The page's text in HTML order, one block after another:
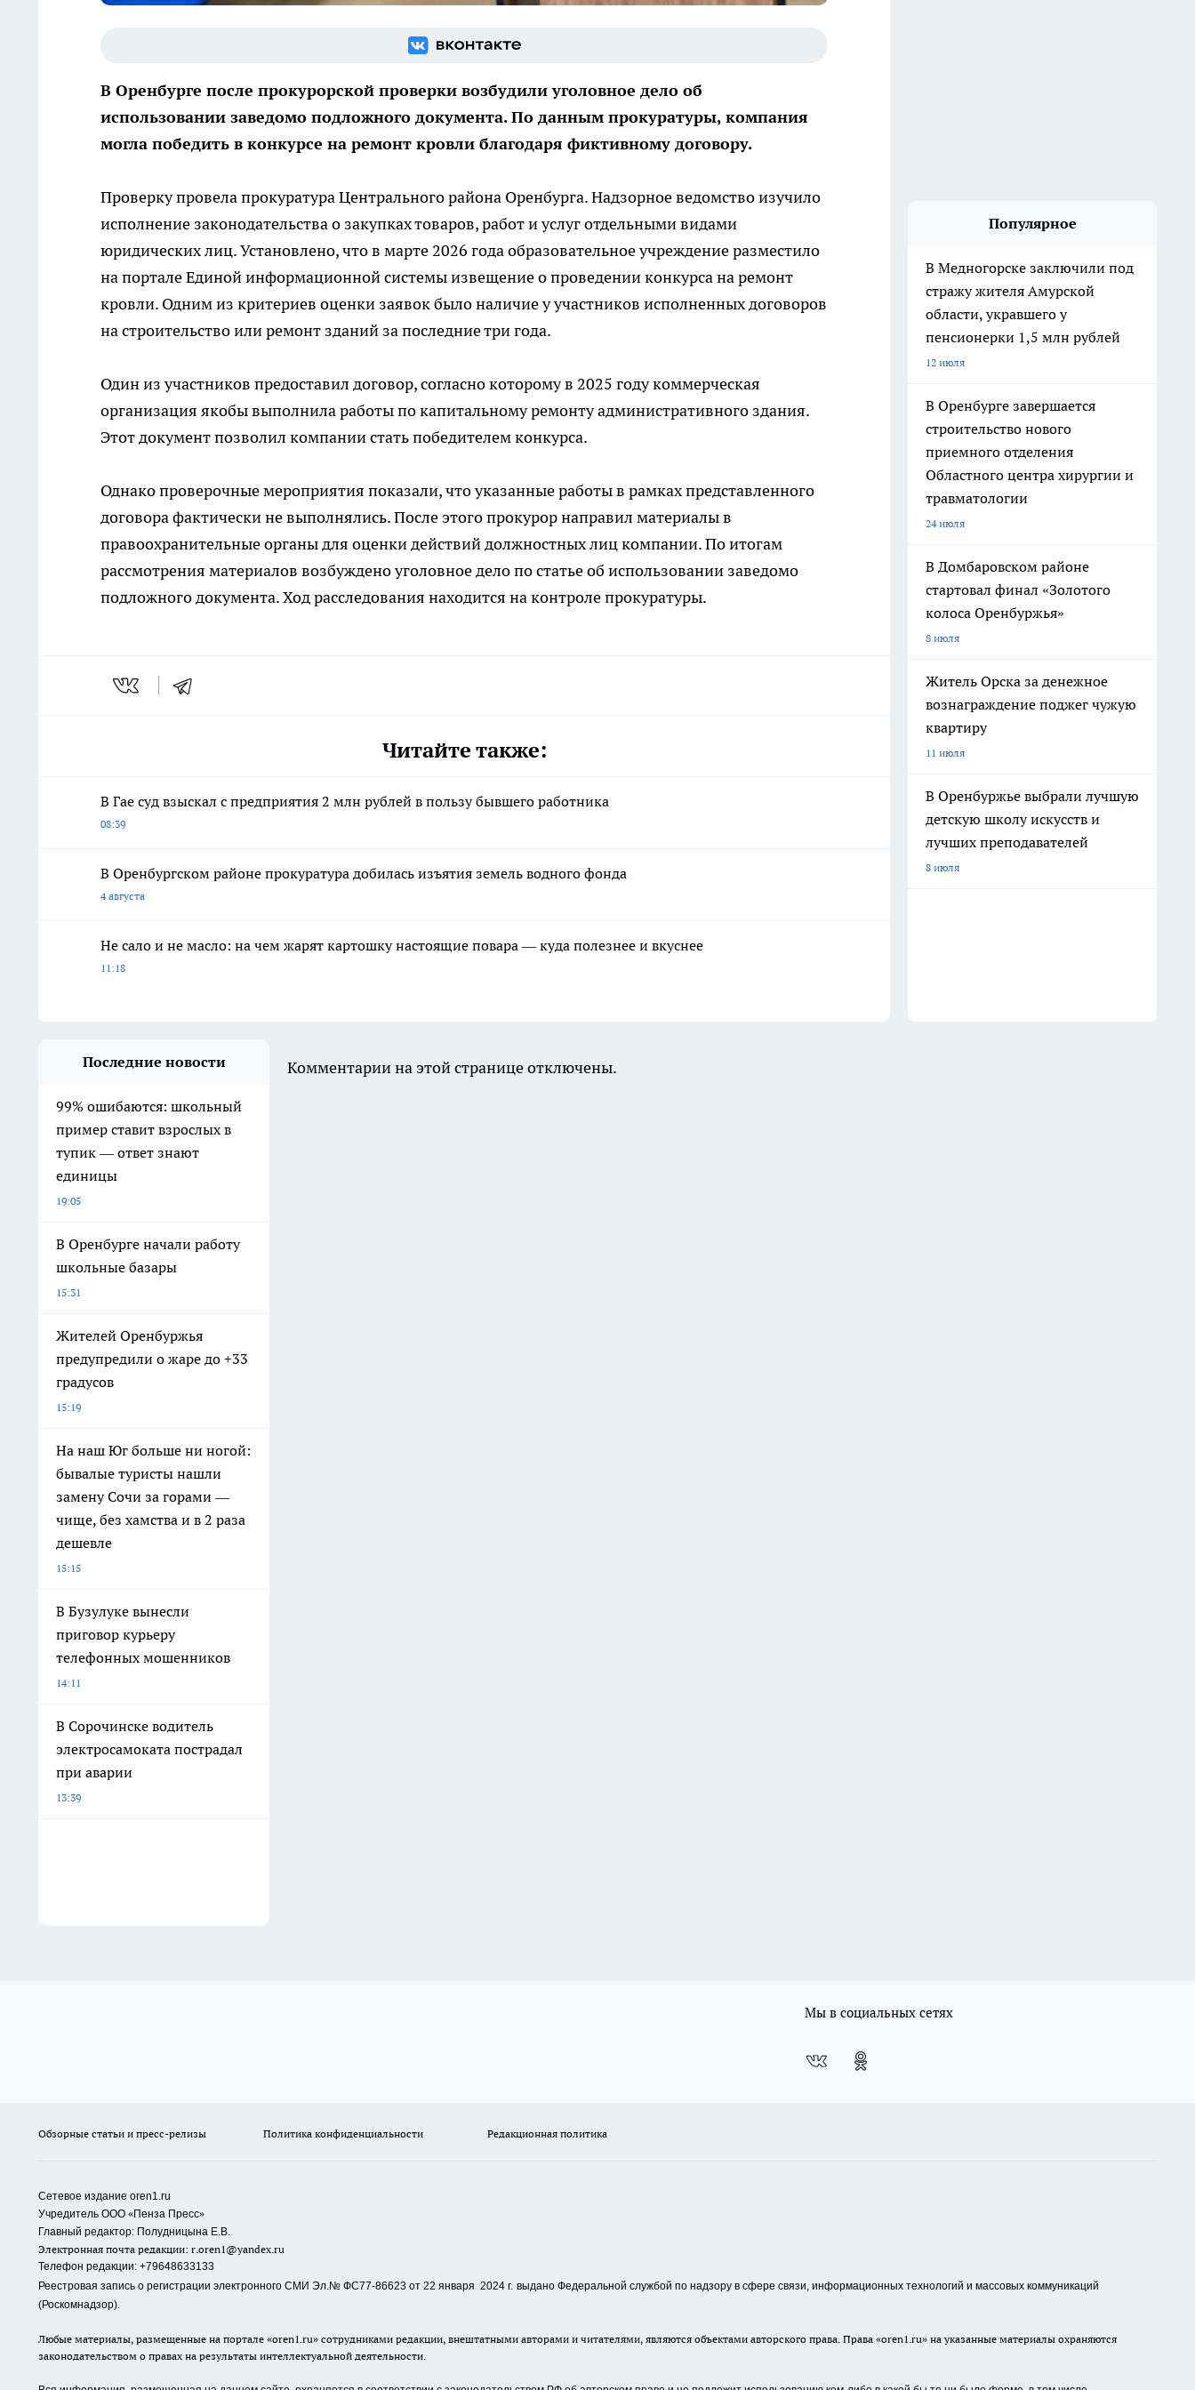
В Оренбурге после прокурорской проверки возбудили уголовное дело об
использовании заведомо подложного документа. По данным прокуратуры, компания
могла победить в конкурсе на ремонт кровли благодаря фиктивному договору.
Проверку провела прокуратура Центрального района Оренбурга. Надзорное ведомство изучило
исполнение законодательства о закупках товаров, работ и услуг отдельными видами
юридических лиц. Установлено, что в марте 2026 года образовательное учреждение разместило
на портале Единой информационной системы извещение о проведении конкурса на ремонт
кровли. Одним из критериев оценки заявок было наличие у участников исполненных договоров
на строительство или ремонт зданий за последние три года.
Один из участников предоставил договор, согласно которому в 2025 году коммерческая
организация якобы выполнила работы по капитальному ремонту административного здания.
Этот документ позволил компании стать победителем конкурса.
Однако проверочные мероприятия показали, что указанные работы в рамках представленного
договора фактически не выполнялись. После этого прокурор направил материалы в
правоохранительные органы для оценки действий должностных лиц компании. По итогам
рассмотрения материалов возбуждено уголовное дело по статье об использовании заведомо
подложного документа. Ход расследования находится на контроле прокуратуры.
Читайте также:
В Гае суд взыскал с предприятия 2 млн рублей в пользу бывшего работника
08:39
В Оренбургском районе прокуратура добилась изъятия земель водного фонда
4 августа
Не сало и не масло: на чем жарят картошку настоящие повара — куда полезнее и вкуснее
11:18
Популярное
В Медногорске заключили под
стражу жителя Амурской
области, укравшего у
пенсионерки 1,5 млн рублей
12 июля
В Оренбурге завершается
строительство нового
приемного отделения
Областного центра хирургии и
травматологии
24 июля
В Домбаровском районе
стартовал финал «Золотого
колоса Оренбуржья»
8 июля
Житель Орска за денежное
вознаграждение поджег чужую
квартиру
11 июля
В Оренбуржье выбрали лучшую
детскую школу искусств и
лучших преподавателей
8 июля
Последние новости
99% ошибаются: школьный
пример ставит взрослых в
тупик — ответ знают
единицы
19:05
В Оренбурге начали работу
школьные базары
15:31
Жителей Оренбуржья
предупредили о жаре до +33
градусов
15:19
На наш Юг больше ни ногой:
бывалые туристы нашли
замену Сочи за горами —
чище, без хамства и в 2 раза
дешевле
15:15
В Бузулуке вынесли
приговор курьеру
телефонных мошенников
14:11
В Сорочинске водитель
электросамоката пострадал
при аварии
13:39
Комментарии на этой странице отключены.
Мы в социальных сетях
Обзорные статьи и пресс-релизы Политика конфиденциальности Редакционная политика
Сетевое издание oren1.ru
Учредитель ООО «Пенза Пресс»
Главный редактор: Полудницына Е.В.
Электронная почта редакции: r.oren1@yandex.ru
Телефон редакции: +79648633133
Реестровая запись о регистрации электронного СМИ Эл.№ ФС77-86623 от 22 января 2024 г. выдано Федеральной службой по надзору в сфере связи, информационных технологий и массовых коммуникаций
(Роскомнадзор).
Любые материалы, размещенные на портале «oren1.ru» сотрудниками редакции, внештатными авторами и читателями, являются объектами авторского права. Права «oren1.ru» на указанные материалы охраняются
законодательством о правах на результаты интеллектуальной деятельности.